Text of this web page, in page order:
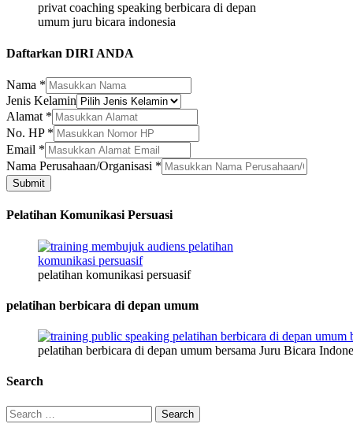
privat coaching speaking berbicara di depan
umum juru bicara indonesia
Daftarkan DIRI ANDA
Nama *
Kelamin
HP
Perusahaan/Organisasi
Jenis Kelamin
Alamat *
No. HP *
Email *
Nama Perusahaan/Organisasi *
Submit
Pelatihan Komunikasi Persuasi
pelatihan komunikasi persuasif
pelatihan berbicara di depan umum
pelatihan berbicara di depan umum bersama Juru Bicara
Search
Search
for: